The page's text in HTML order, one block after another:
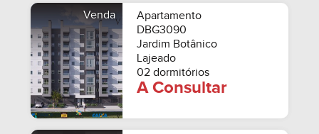
Venda
Apartamento
DBG3090
Jardim Botânico
Lajeado
02 dormitórios
A Consultar